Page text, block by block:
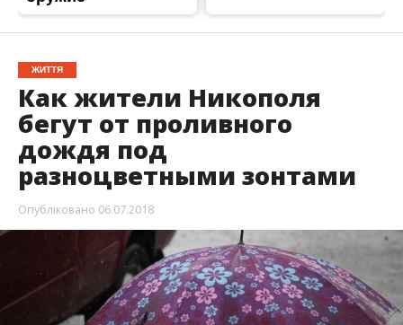
6 июля в Никополе пошел проливной летний
дождь. Посленеожиданного урагана,
прошедшего 29 июня
чувство волнения и тревоги.
Через 10 – 15 минут проливного дождя улицы
города снова плывут.Информаторвыглянул в
окно и стал очевидцем того, как городские